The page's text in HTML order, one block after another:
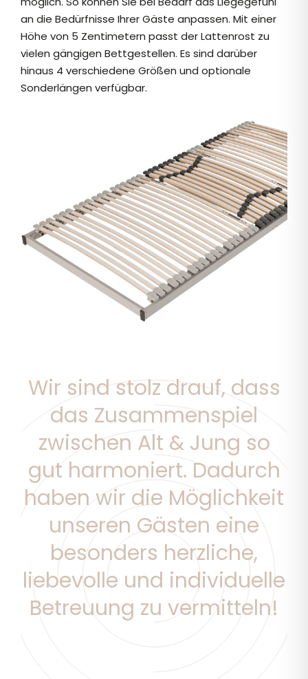
an die Bedürfnisse Ihrer Gäste anpassen. Mit einer
Höhe von 5 Zentimetern passt der Lattenrost zu
vielen gängigen Bettgestellen. Es sind darüber
hinaus 4 verschiedene Größen und optionale
Sonderlängen verfügbar.
Wir sind stolz drauf, dass
das Zusammenspiel
zwischen Alt & Jung so
gut harmoniert. Dadurch
haben wir die Möglichkeit
unseren Gästen eine
besonders herzliche,
liebevolle und individuelle
Betreuung zu vermitteln!